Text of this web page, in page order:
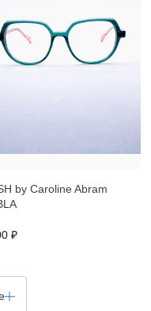
by Caroline Abram
₽